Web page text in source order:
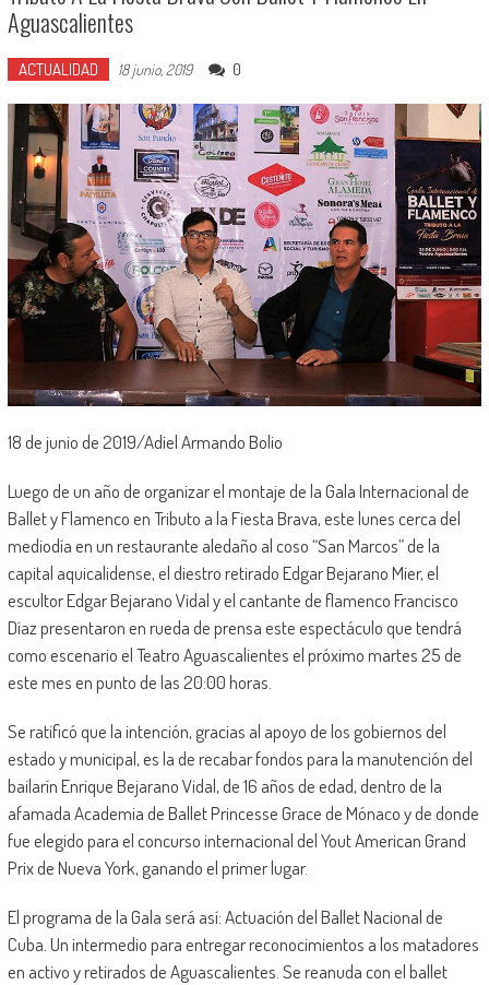
Aguascalientes
ACTUALIDAD 18 junio, 2019 0
18 de junio de 2019/Adiel Armando Bolio
Luego de un año de organizar el montaje de la Gala Internacional de
Ballet y Flamenco en Tributo a la Fiesta Brava, este lunes cerca del
mediodía en un restaurante aledaño al coso “San Marcos” de la
capital aquicalidense, el diestro retirado Edgar Bejarano Mier, el
escultor Edgar Bejarano Vidal y el cantante de flamenco Francisco
Díaz presentaron en rueda de prensa este espectáculo que tendrá
como escenario el Teatro Aguascalientes el próximo martes 25 de
este mes en punto de las 20:00 horas.
Se ratificó que la intención, gracias al apoyo de los gobiernos del
estado y municipal, es la de recabar fondos para la manutención del
bailarín Enrique Bejarano Vidal, de 16 años de edad, dentro de la
afamada Academia de Ballet Princesse Grace de Mónaco y de donde
fue elegido para el concurso internacional del Yout American Grand
Prix de Nueva York, ganando el primer lugar.
El programa de la Gala será así: Actuación del Ballet Nacional de
Cuba. Un intermedio para entregar reconocimientos a los matadores
en activo y retirados de Aguascalientes. Se reanuda con el ballet